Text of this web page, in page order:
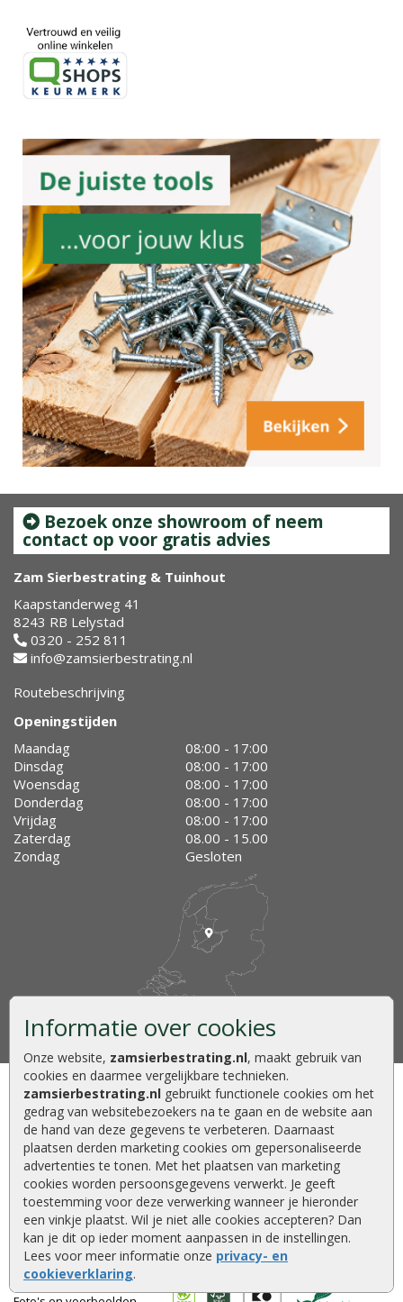
Informatie over cookies
Onze website, zamsierbestrating.nl, maakt gebruik van
cookies en daarmee vergelijkbare technieken.
zamsierbestrating.nl gebruikt functionele cookies om het
gedrag van websitebezoekers na te gaan en de website aan
de hand van deze gegevens te verbeteren. Daarnaast
plaatsen derden marketing cookies om gepersonaliseerde
advertenties te tonen. Met het plaatsen van marketing
cookies worden persoonsgegevens verwerkt. Je geeft
toestemming voor deze verwerking wanneer je hieronder
een vinkje plaatst. Wil je niet alle cookies accepteren? Dan
kan je dit op ieder moment aanpassen in de instellingen.
Lees voor meer informatie onze privacy- en
cookieverklaring.
Bezoek onze showroom of neem
contact op voor gratis advies
Zam Sierbestrating & Tuinhout
Kaapstanderweg 41
8243 RB Lelystad
0320 - 252 811
info@zamsierbestrating.nl
Routebeschrijving
Openingstijden
Maandag
08:00 - 17:00
Dinsdag
08:00 - 17:00
Woensdag
08:00 - 17:00
Donderdag
08:00 - 17:00
Vrijdag
08:00 - 17:00
Zaterdag
08.00 - 15.00
Zondag
Gesloten
Klantenservice
Contact
Over ZAM
Showtuin en opslag
Vacatures
Bestellen en betalen
Klantbeoordelingen
Volg ons
Betaalmethoden
Keurmerken